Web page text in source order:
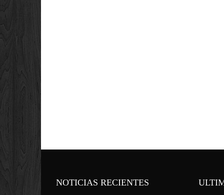
NOTICIAS RECIENTES